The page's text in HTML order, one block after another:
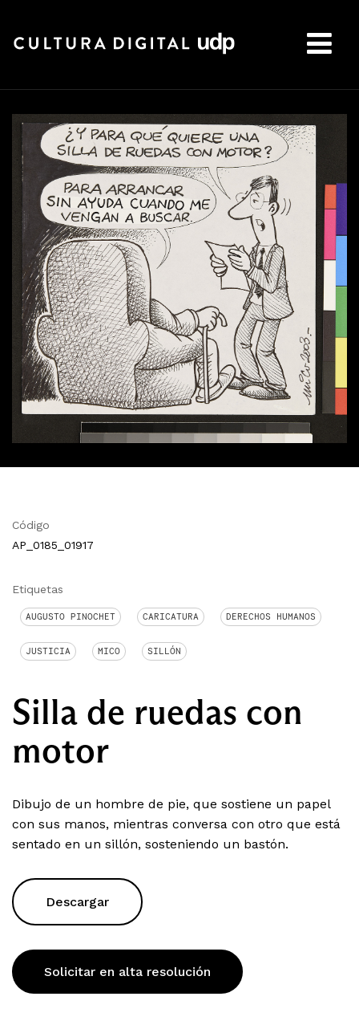
Código
AP_0185_01917
Etiquetas
AUGUSTO PINOCHET CARICATURA DERECHOS HUMANOS
JUSTICIA MICO SILLÓN
Silla de ruedas con
motor
Dibujo de un hombre de pie, que sostiene un papel
con sus manos, mientras conversa con otro que está
sentado en un sillón, sosteniendo un bastón.
Descargar
Solicitar en alta resolución